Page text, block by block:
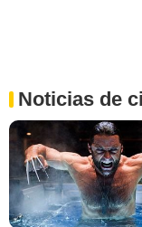
Noticias de